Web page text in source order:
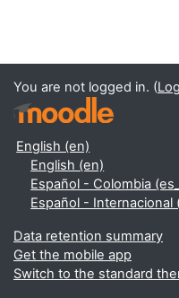
You are not logged in. (
English ‎(en)‎
English ‎(en)‎
Español - Colombia
Español - Internacional
Data retention summary
Get the mobile app
Switch to the standard